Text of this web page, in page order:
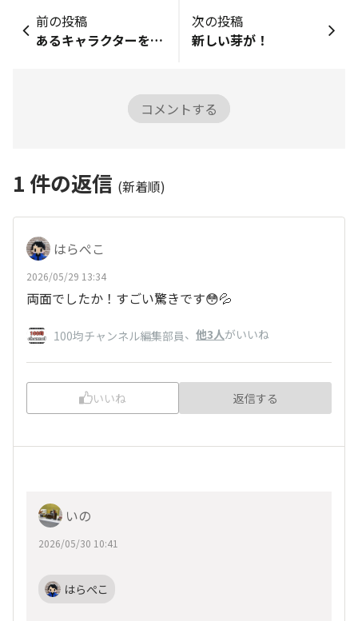
前の投稿
あるキャラクターをイメージしてあみました。
次の投稿
新しい芽が！
コメントする
1 件の返信 (新着順)
はらぺこ
2026/05/29 13:34
両面でしたか！すごい驚きです😳💦
100均チャンネル編集部員、 他3人がいいね
いいね 返信する
いの
2026/05/30 10:41
はらぺこ